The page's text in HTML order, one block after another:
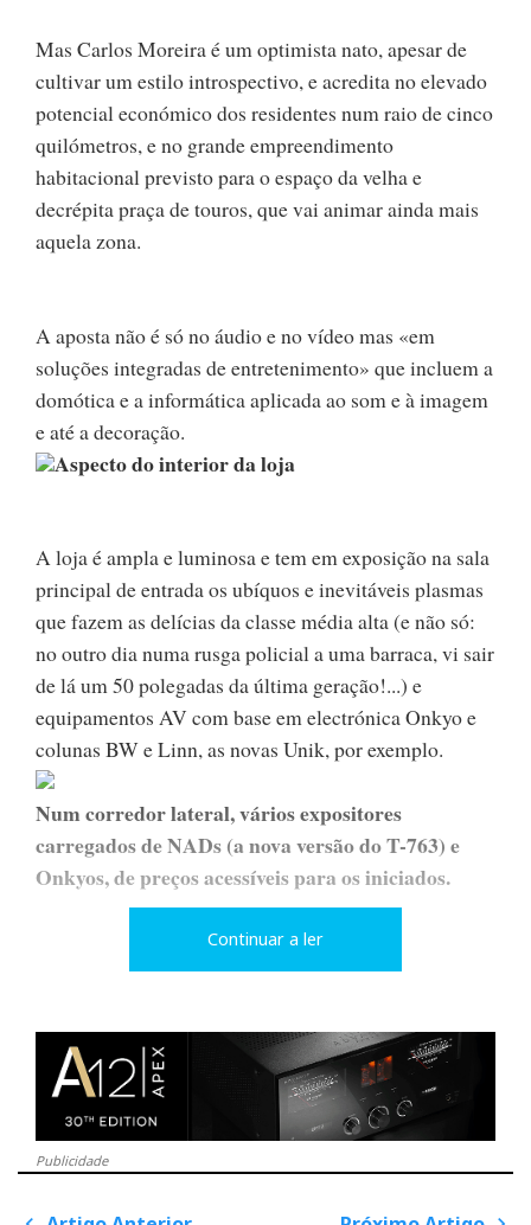
Mas Carlos Moreira é um optimista nato, apesar de
cultivar um estilo introspectivo, e acredita no elevado
potencial económico dos residentes num raio de cinco
quilómetros, e no grande empreendimento
habitacional previsto para o espaço da velha e
decrépita praça de touros, que vai animar ainda mais
aquela zona.
A aposta não é só no áudio e no vídeo mas «em
soluções integradas de entretenimento» que incluem a
domótica e a informática aplicada ao som e à imagem
e até a decoração.
Aspecto do interior da loja
A loja é ampla e luminosa e tem em exposição na sala
principal de entrada os ubíquos e inevitáveis plasmas
que fazem as delícias da classe média alta (e não só:
no outro dia numa rusga policial a uma barraca, vi sair
de lá um 50 polegadas da última geração!...) e
equipamentos AV com base em electrónica Onkyo e
colunas BW e Linn, as novas Unik, por exemplo.
Num corredor lateral, vários expositores
carregados de NADs (a nova versão do T-763) e
Onkyos, de preços acessíveis para os iniciados.
Sendo eu de Cascais, regozijo-me pelo facto de o
desta área privilegiada e desejo-lhe sorte e sucesso.
LINN EM EXCLUSIVO
Continuar a ler
Publicidade